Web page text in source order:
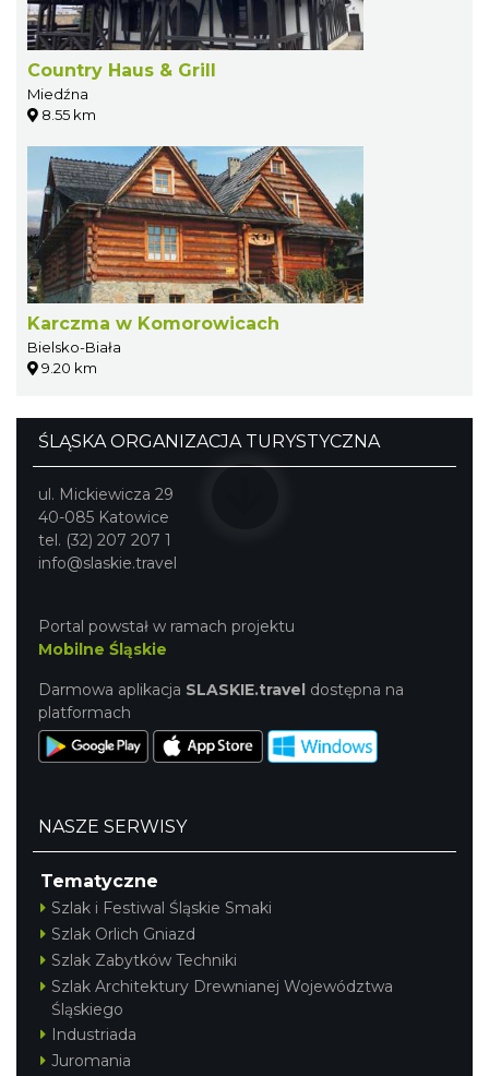
Country Haus & Grill
Miedźna
8.55 km
Karczma w Komorowicach
Bielsko-Biała
9.20 km
ŚLĄSKA ORGANIZACJA TURYSTYCZNA
ul. Mickiewicza 29
40-085 Katowice
tel. (32) 207 207 1
info@slaskie.travel
Portal powstał w ramach projektu
Mobilne Śląskie
Darmowa aplikacja SLASKIE.travel dostępna na
platformach
NASZE SERWISY
Tematyczne
Szlak i Festiwal Śląskie Smaki
Szlak Orlich Gniazd
Szlak Zabytków Techniki
Szlak Architektury Drewnianej Województwa
Śląskiego
Industriada
Juromania